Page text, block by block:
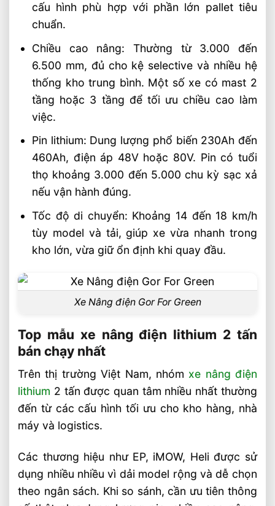
Bài Viết Liên Quan
Trường Làm Việc Phù Hợp
Chọn Tải Trọng Xe Nâng Điện Theo
Trọng Lượng Thực Tế
Chọn Xe Nâng Điện Theo Ngành Phù
Loại Pallet Tối Ưu Nhất
Chọn Xe Nâng Điện Phù Hợp Theo Chiều
Cao Kệ Hàng Chuẩn Nhất
Xe Nâng Điện Reach Truck 1.8 Tấn Lựa
Chọn Tối Ưu Cho Logistics
Xe Nâng Dầu 3.5 Tấn Động Cơ Isuzu Có
Ưu Điểm Gì
Nâng Cao 3–5m Có Đáng Đầu Tư?
cấu hình phù hợp với phần lớn pallet tiêu
chuẩn.
Chiều cao nâng: Thường từ 3.000 đến
6.500 mm, đủ cho kệ selective và nhiều hệ
thống kho trung bình. Một số xe có mast 2
tầng hoặc 3 tầng để tối ưu chiều cao làm
việc.
Pin lithium: Dung lượng phổ biến 230Ah đến
460Ah, điện áp 48V hoặc 80V. Pin có tuổi
thọ khoảng 3.000 đến 5.000 chu kỳ sạc xả
nếu vận hành đúng.
Tốc độ di chuyển: Khoảng 14 đến 18 km/h
tùy model và tải, giúp xe vừa nhanh trong
kho lớn, vừa giữ ổn định khi quay đầu.
Xe Nâng điện Gor For Green
Top mẫu xe nâng điện lithium 2 tấn
bán chạy nhất
Trên thị trường Việt Nam, nhóm xe nâng điện
lithium 2 tấn được quan tâm nhiều nhất thường
đến từ các cấu hình tối ưu cho kho hàng, nhà
máy và logistics.
Các thương hiệu như EP, iMOW, Heli được sử
dụng nhiều nhiều vì dải model rộng và dễ chọn
theo ngân sách. Khi so sánh, cần ưu tiên thông